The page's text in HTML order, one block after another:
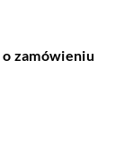
zamówieniu